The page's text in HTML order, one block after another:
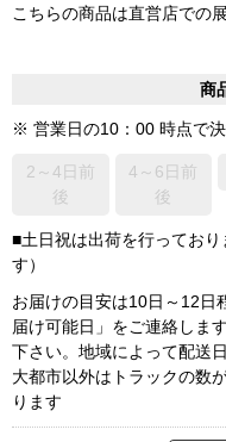
こちらの商品は直営店での
商
※ 営業日の10：00 時点で
2～4日前
後
4～6日前
後
■土日祝は出荷を行ってお
す）
お届けの目安は10日～12日
届け可能日」をご連絡しま
下さい。地域によって配送
大都市以外はトラックの数
ります